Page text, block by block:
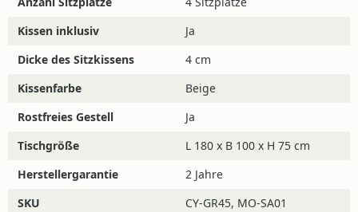
Kissen inklusiv
Ja
Dicke des Sitzkissens
4 cm
Kissenfarbe
Beige
Rostfreies Gestell
Ja
Tischgröße
L 180 x B 100 x H 75 cm
Herstellergarantie
2 Jahre
SKU
CY-GR45, MO-SA01